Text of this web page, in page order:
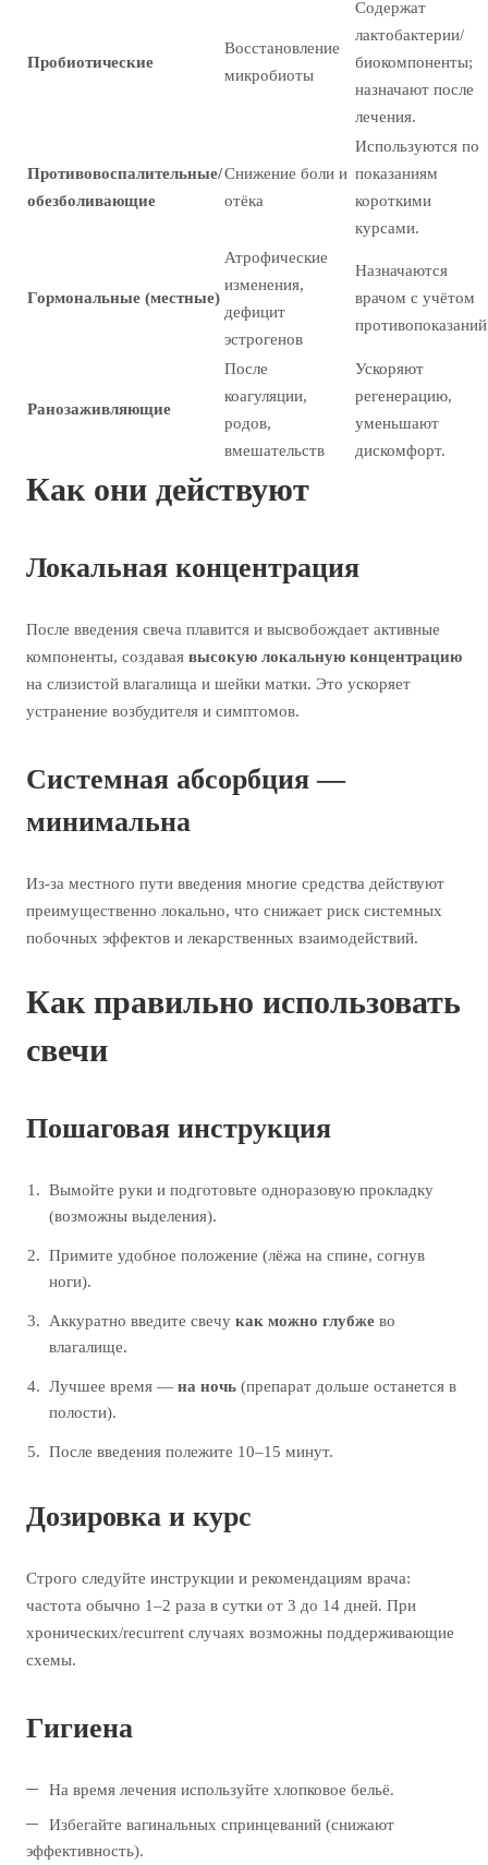
Пробиотические
Восстановление
микробиоты
Содержат
лактобактерии/
биокомпоненты;
назначают после
лечения.
Противовоспалительные/
обезболивающие
Снижение боли и
отёка
Используются по
показаниям
короткими
курсами.
Гормональные (местные)
Атрофические
изменения,
дефицит
эстрогенов
Назначаются
врачом с учётом
Ранозаживляющие
После
коагуляции,
родов,
вмешательств
Ускоряют
регенерацию,
уменьшают
дискомфорт.
Как они действуют
Локальная концентрация
После введения свеча плавится и высвобождает активные
компоненты, создавая высокую локальную концентрацию
на слизистой влагалища и шейки матки. Это ускоряет
устранение возбудителя и симптомов.
Системная абсорбция —
минимальна
Из-за местного пути введения многие средства действуют
преимущественно локально, что снижает риск системных
побочных эффектов и лекарственных взаимодействий.
Как правильно использовать
свечи
Пошаговая инструкция
Вымойте руки и подготовьте одноразовую прокладку
(возможны выделения).
Примите удобное положение (лёжа на спине, согнув
ноги).
Аккуратно введите свечу как можно глубже во
влагалище.
Лучшее время — на ночь (препарат дольше останется в
полости).
После введения полежите 10–15 минут.
Дозировка и курс
Строго следуйте инструкции и рекомендациям врача:
частота обычно 1–2 раза в сутки от 3 до 14 дней. При
хронических/recurrent случаях возможны поддерживающие
схемы.
Гигиена
На время лечения используйте хлопковое бельё.
Избегайте вагинальных спринцеваний (снижают
эффективность).